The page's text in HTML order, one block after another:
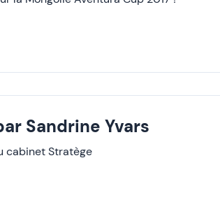
Sandrine Yvars
cabinet Stratège